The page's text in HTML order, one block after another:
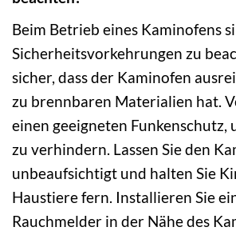
Beim Betrieb eines Kaminofens
Sicherheitsvorkehrungen zu
sicher, dass der Kaminofen
zu brennbaren Materialien hat.
einen geeigneten Funkenschutz,
zu verhindern. Lassen Sie den
unbeaufsichtigt und halten Sie
Haustiere fern. Installieren Sie
Rauchmelder in der Nähe des